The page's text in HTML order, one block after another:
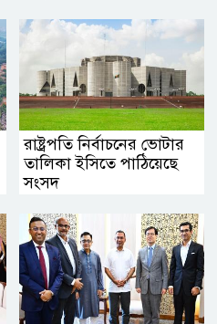
রাষ্ট্রপতি নির্বাচনের ভোটার
তালিকা ইসিতে পাঠিয়েছে
সংসদ